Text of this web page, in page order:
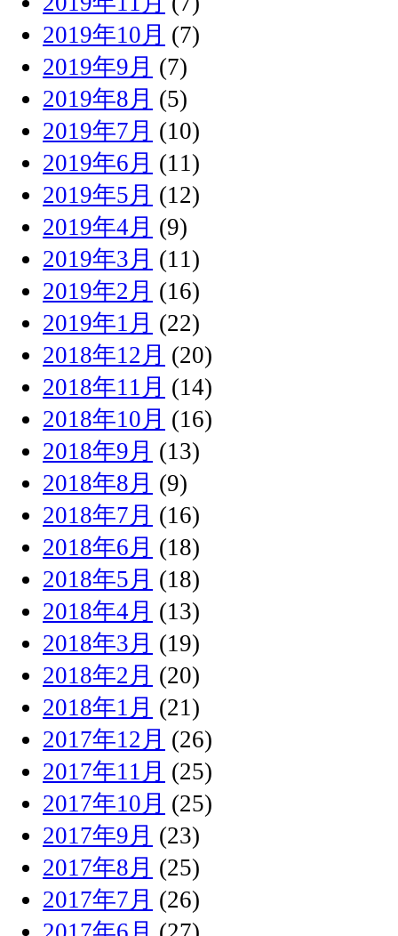
2019年10月 (7)
2019年9月 (7)
2019年8月 (5)
2019年7月 (10)
2019年6月 (11)
2019年5月 (12)
2019年4月 (9)
2019年3月 (11)
2019年2月 (16)
2019年1月 (22)
2018年12月 (20)
2018年11月 (14)
2018年10月 (16)
2018年9月 (13)
2018年8月 (9)
2018年7月 (16)
2018年6月 (18)
2018年5月 (18)
2018年4月 (13)
2018年3月 (19)
2018年2月 (20)
2018年1月 (21)
2017年12月 (26)
2017年11月 (25)
2017年10月 (25)
2017年9月 (23)
2017年8月 (25)
2017年7月 (26)